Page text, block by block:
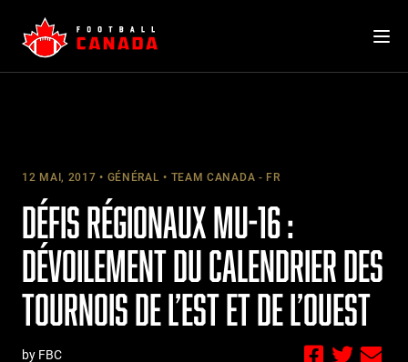
content
12 MAI, 2017 GÉNÉRAL TEAM CANADA - FR
DÉFIS RÉGIONAUX MU-16 :
DÉVOILEMENT DU CALENDRIER DES
TOURNOIS DE L’EST ET DE L’OUEST
by FBC